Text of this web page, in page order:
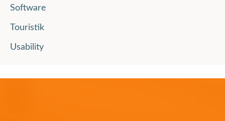
Software
Touristik
Usability